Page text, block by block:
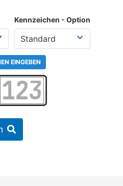
Kennzeichen - Option
EINGEBEN